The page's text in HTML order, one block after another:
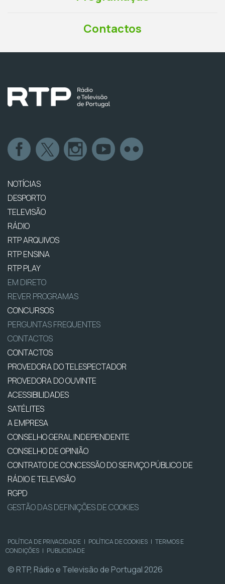
Contactos
NOTÍCIAS
DESPORTO
TELEVISÃO
RÁDIO
RTP ARQUIVOS
RTP ENSINA
RTP PLAY
EM DIRETO
REVER PROGRAMAS
CONCURSOS
PERGUNTAS FREQUENTES
CONTACTOS
CONTACTOS
PROVEDORA DO TELESPECTADOR
PROVEDORA DO OUVINTE
ACESSIBILIDADES
SATÉLITES
A EMPRESA
CONSELHO GERAL INDEPENDENTE
CONSELHO DE OPINIÃO
CONTRATO DE CONCESSÃO DO SERVIÇO PÚBLICO DE
RÁDIO E TELEVISÃO
RGPD
GESTÃO DAS DEFINIÇÕES DE COOKIES
POLÍTICA DE PRIVACIDADE | POLÍTICA DE COOKIES | TERMOS E
CONDIÇÕES | PUBLICIDADE
© RTP, Rádio e Televisão de Portugal 2026